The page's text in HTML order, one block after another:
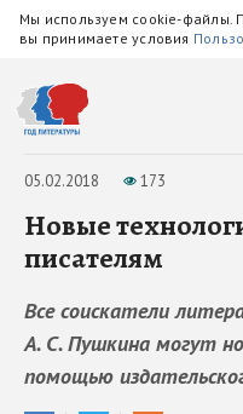
Мы используем cookie-файлы.
вы принимаете условия
05.02.2018 173
Новые
писателям
Все соискатели
А. С. Пушкина могут
помощью